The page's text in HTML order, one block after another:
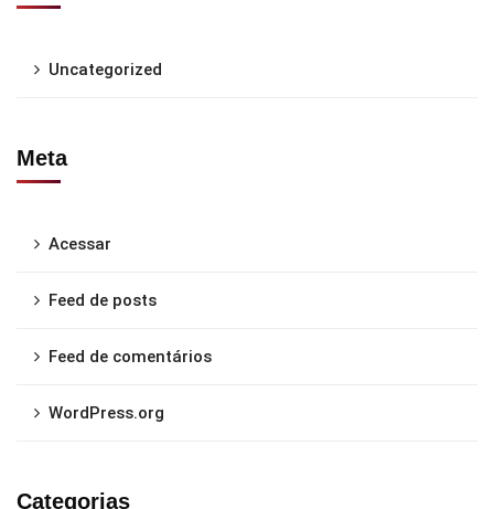
Uncategorized
Meta
Acessar
Feed de posts
Feed de comentários
WordPress.org
Categorias